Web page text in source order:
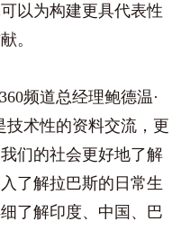
以为构建更具代表性
。
频道总经理鲍德温·
术性的资料交流，更
们的社会更好地了解
了解拉巴斯的日常生
了解印度、中国、巴